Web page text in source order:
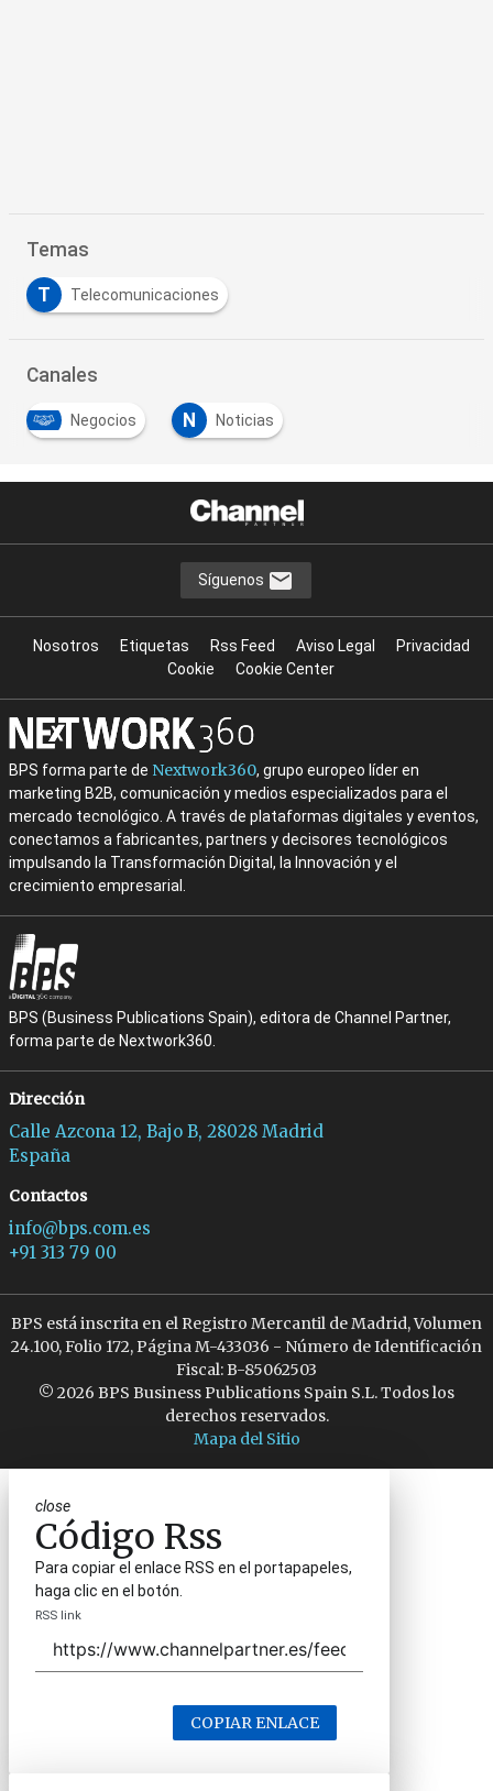
Temas
T Telecomunicaciones
Canales
Negocios N Noticias
Síguenos
Nosotros Etiquetas Rss Feed Aviso Legal
Privacidad
Cookie
Cookie Center
BPS forma parte de Nextwork360, grupo europeo líder en
marketing B2B, comunicación y medios especializados para el
mercado tecnológico. A través de plataformas digitales y eventos,
conectamos a fabricantes, partners y decisores tecnológicos
impulsando la Transformación Digital, la Innovación y el
crecimiento empresarial.
BPS (Business Publications Spain), editora de Channel Partner,
forma parte de Nextwork360.
Dirección
Calle Azcona 12, Bajo B, 28028 Madrid
España
Contactos
info@bps.com.es
+91 313 79 00
BPS está inscrita en el Registro Mercantil de Madrid, Volumen
24.100, Folio 172, Página M-433036 - Número de Identificación
Fiscal: B-85062503
© 2026 BPS Business Publications Spain S.L. Todos los
derechos reservados.
Mapa del Sitio
close
Código Rss
Para copiar el enlace RSS en el portapapeles,
haga clic en el botón.
RSS link
COPIAR ENLACE